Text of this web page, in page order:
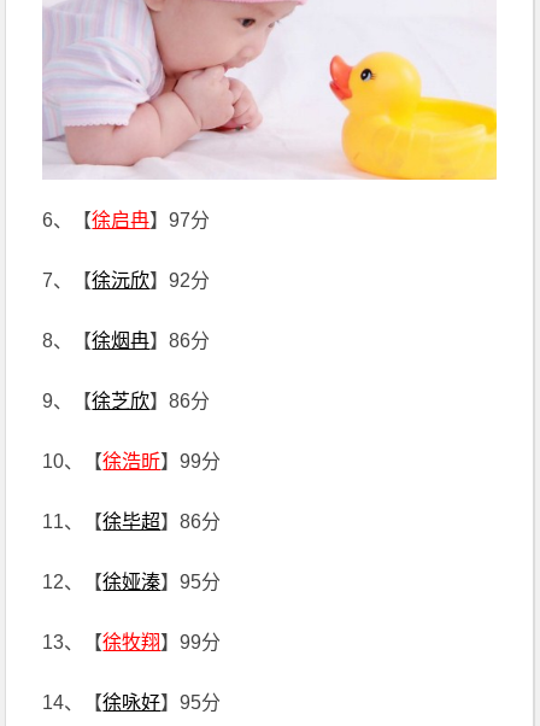
6、【徐启冉】97分
7、【徐沅欣】92分
8、【徐烟冉】86分
9、【徐芝欣】86分
10、【徐浩昕】99分
11、【徐毕超】86分
12、【徐娅溱】95分
13、【徐牧翔】99分
14、【徐咏好】95分